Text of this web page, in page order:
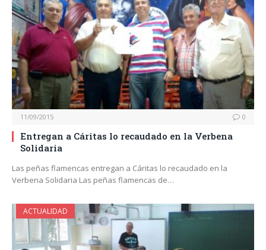
11/09/2015 0
Entregan a Cáritas lo recaudado en la Verbena
Solidaria
Las peñas flamencas entregan a Cáritas lo recaudado en la
Verbena Solidaria Las peñas flamencas de…
ACTUALIDAD